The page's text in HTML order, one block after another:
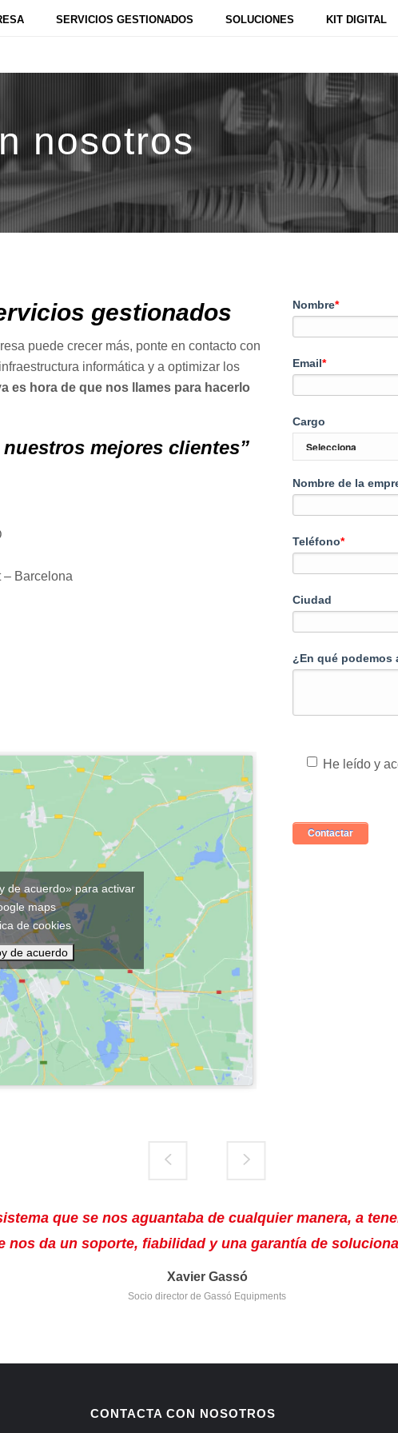
SERVICIOS GESTIONADOS SOLUCIONES KIT DIGITAL
nosotros
gestionados
puede crecer más, ponte en contacto con
informática y a optimizar los
es hora de que nos llames para hacerlo
mejores clientes”
– Barcelona
de acuerdo» para activar
maps
de cookies
de acuerdo
Nombre*
Email*
Cargo
Nombre de la
Teléfono*
Ciudad
¿En qué podemos
He leído y
que se nos aguantaba de cualquier manera, a
nos da un soporte, fiabilidad y una garantía de
Xavier Gassó
Socio director de Gassó Equipments
CONTACTA CON NOSOTROS